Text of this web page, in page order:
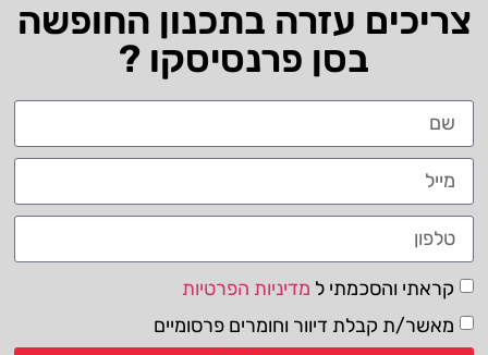
צריכים עזרה בתכנון החופשה
בסן פרנסיסקו ?
קראתי והסכמתי ל מדיניות הפרטיות
מאשר/ת קבלת דיוור וחומרים פרסומיים